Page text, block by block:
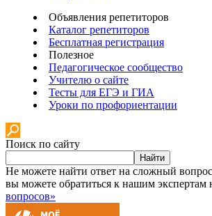
Объявления репетиторов
Каталог репетиторов
Бесплатная регистрация
Полезное
Педагогическое сообщество
Учителю о сайте
Тесты для ЕГЭ и ГИА
Уроки по профориентации
Поиск по сайту
Найти
Не можете найти ответ на сложный
вы можете обратиться к нашим экспертам
вопросов»